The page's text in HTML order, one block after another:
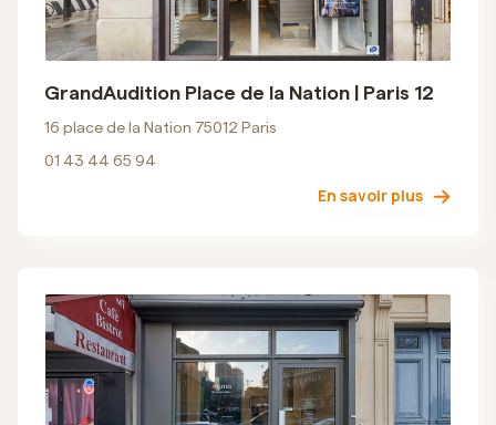
GrandAudition Place de la Nation | Paris 12
16 place de la Nation 75012 Paris
01 43 44 65 94
En savoir plus